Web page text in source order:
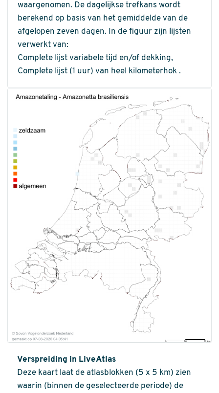
waargenomen. De dagelijkse trefkans wordt
berekend op basis van het gemiddelde van de
afgelopen zeven dagen. In de figuur zijn lijsten
verwerkt van:
Complete lijst variabele tijd en/of dekking,
Complete lijst (1 uur) van heel kilometerhok .
Verspreiding in LiveAtlas
Deze kaart laat de atlasblokken (5 x 5 km) zien
waarin (binnen de geselecteerde periode) de